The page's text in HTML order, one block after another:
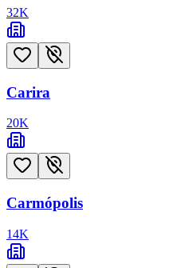
32K
Carira
20K
Carmópolis
14K